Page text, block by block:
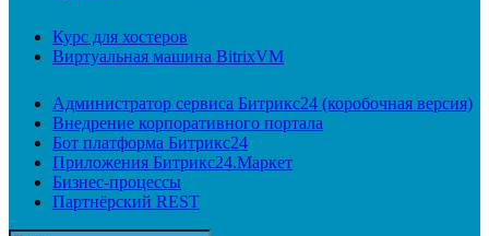
Курс для хостеров
Виртуальная машина BitrixVM
Администратор сервиса Битрикс24 (коробочная версия)
Внедрение корпоративного портала
Бот платформа Битрикс24
Приложения Битрикс24.Маркет
Бизнес-процессы
Партнёрский REST